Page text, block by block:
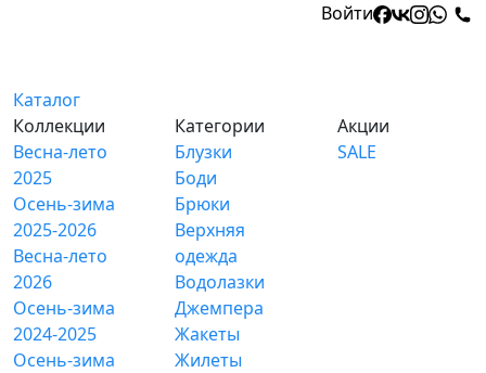
Войти
Каталог
Коллекции
Весна-лето
2025
Осень-зима
2025-2026
Весна-лето
2026
Осень-зима
2024-2025
Осень-зима
Категории
Блузки
Боди
Брюки
Верхняя
одежда
Водолазки
Джемпера
Жакеты
Жилеты
Акции
SALE